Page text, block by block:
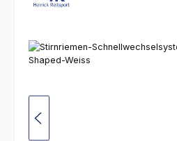
Bildergalerie überspringen